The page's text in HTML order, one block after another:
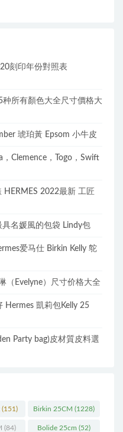
刻印年份對照表
种所有顏色大全尺寸價格大
琥珀黃 Epsom 小牛皮
Clemence，Togo，Swift
2022最新 工匠
名媛風的包袋 Lindy包
爱马仕 Birkin Kelly 鸵
（Evelyne）尺寸价格大全
Hermes 凱莉包Kelly 25
Party bag)皮材質皮料選
(151) Birkin 25CM (1228)
(84) Bolide 25cm (52)